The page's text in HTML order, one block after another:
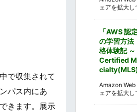
で収集されて
パス内にあ
きます。展示
ェアを拡大し
「AWS 認
の学習方法
格体験記
Certified
Amazon
ェアを拡大し